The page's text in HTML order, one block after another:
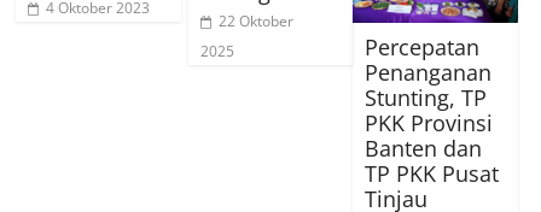
4 Oktober 2023
22 Oktober
2025
Percepatan
Penanganan
Stunting, TP
PKK Provinsi
Banten dan
TP PKK Pusat
Tinjau